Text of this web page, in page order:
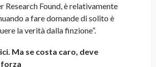
Research Found, è relativamente
a fare domande di solito è
la verità dalla finzione”.
Ma se costa caro, deve